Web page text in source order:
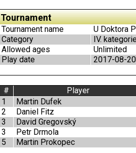
Tournament
Tournament name
U Doktora
Category
IV.
Allowed ages
Unlimited
Play date
2017-08-20
#
Player
1
Martin Dufek
2
Daniel Fitz
3
David Gregovský
3
Petr Drmola
5
Martin Prokopec